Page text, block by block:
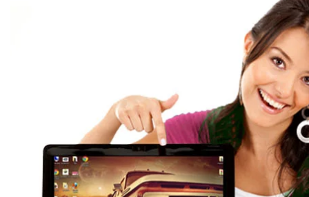
Ремонт
профессия